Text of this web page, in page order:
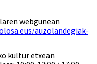
webgunean
auzolandegiak-
kultur etxean